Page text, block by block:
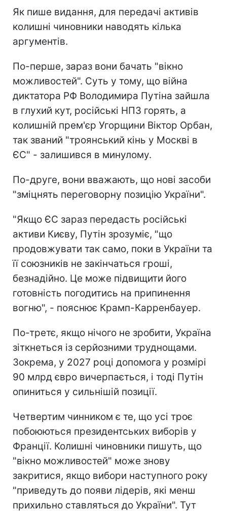
Як пише видання, для передачі активів
колишні чиновники наводять кілька
аргументів.
По-перше, зараз вони бачать "вікно
можливостей". Суть у тому, що війна
диктатора РФ Володимира Путіна зайшла
в глухий кут, російські НПЗ горять, а
колишній прем'єр Угорщини Віктор Орбан,
так званий "троянський кінь у Москві в
ЄС" - залишився в минулому.
По-друге, вони вважають, що нові засоби
"зміцнять переговорну позицію України".
"Якщо ЄС зараз передасть російські
активи Києву, Путін зрозуміє, "що
продовжувати так само, поки в України та
її союзників не закінчаться гроші,
безнадійно. Це може підвищити його
готовність погодитись на припинення
вогню", - пояснює Крамп-Карренбауер.
По-третє, якщо нічого не зробити, Україна
зіткнеться із серйозними труднощами.
Зокрема, у 2027 році допомога у розмірі
90 млрд євро вичерпається, і тоді Путін
опиниться у сильнішій позиції.
Четвертим чинником є те, що усі троє
побоюються президентських виборів у
Франції. Колишні чиновники пишуть, що
"вікно можливостей" може знову
закритися, якщо вибори наступного року
"приведуть до появи лідерів, які менш
прихильно ставляться до України". Тут